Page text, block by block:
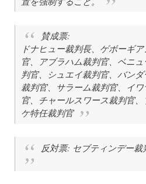
賛成票:
ドナヒュー裁判長、ゲボーギ
官、アブラハム裁判官、ベニ
判官、シュエイ裁判官、バン
裁判官、サラーム裁判官、イ
官、チャールスワース裁判官
ケ特任裁判官
反対票: セブティンデー